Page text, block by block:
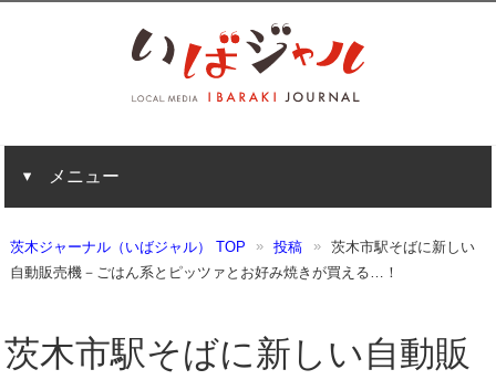
メニュー
茨木ジャーナル（いばジャル） TOP 投稿
茨木市駅そばに新しい
自動販売機－ごはん系とピッツァとお好み焼きが買える…！
茨木市駅そばに新しい自動販